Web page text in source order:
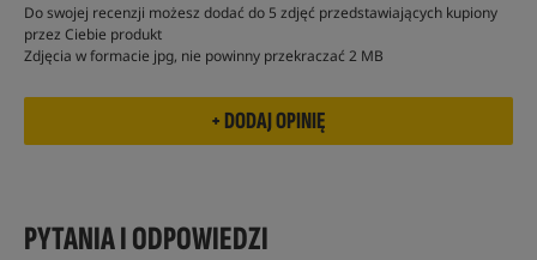
Do swojej recenzji możesz dodać do 5 zdjęć przedstawiających kupiony
przez Ciebie produkt
Zdjęcia w formacie jpg, nie powinny przekraczać 2 MB
PYTANIA I ODPOWIEDZI